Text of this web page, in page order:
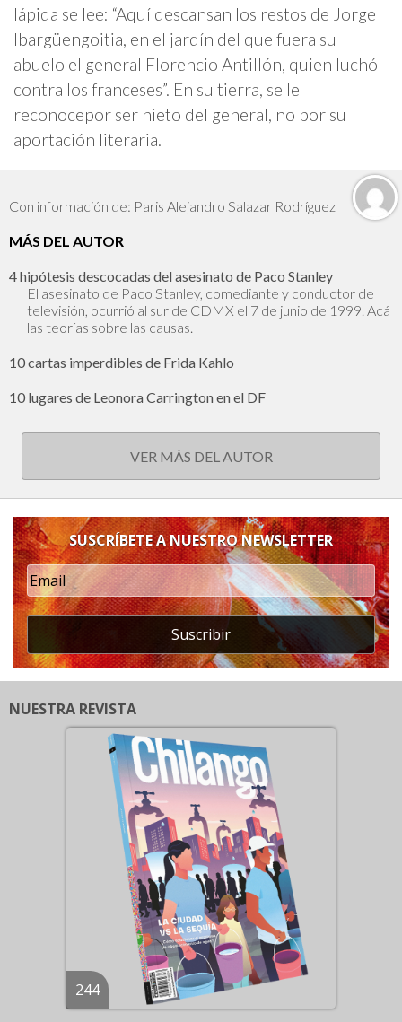
lápida se lee: “Aquí descansan los restos de Jorge
Ibargüengoitia, en el jardín del que fuera su
abuelo el general Florencio Antillón, quien luchó
contra los franceses”. En su tierra, se le
reconocepor ser nieto del general, no por su
aportación literaria.
Con información de: Paris Alejandro Salazar Rodríguez
MÁS DEL AUTOR
4 hipótesis descocadas del asesinato de Paco Stanley
El asesinato de Paco Stanley, comediante y conductor de
televisión, ocurrió al sur de CDMX el 7 de junio de 1999. Acá
las teorías sobre las causas.
10 cartas imperdibles de Frida Kahlo
10 lugares de Leonora Carrington en el DF
VER MÁS DEL AUTOR
SUSCRÍBETE A NUESTRO NEWSLETTER
Suscribir
NUESTRA REVISTA
244